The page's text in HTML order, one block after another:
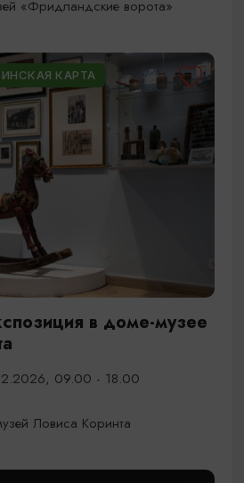
«Фридландские ворота»
КАРТА
в доме-музее
09.00 - 18.00
Ловиса Коринта